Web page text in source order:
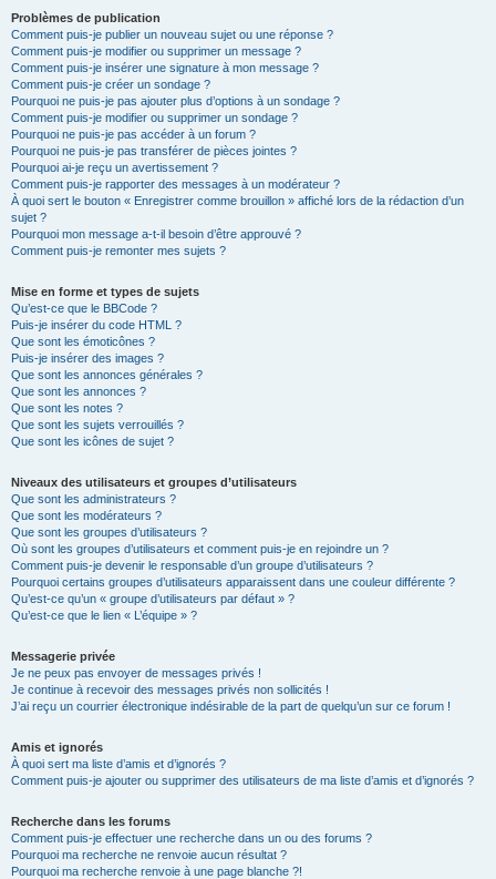
Problèmes de publication
Comment puis-je publier un nouveau sujet ou une réponse ?
Comment puis-je modifier ou supprimer un message ?
Comment puis-je insérer une signature à mon message ?
Comment puis-je créer un sondage ?
Pourquoi ne puis-je pas ajouter plus d’options à un sondage ?
Comment puis-je modifier ou supprimer un sondage ?
Pourquoi ne puis-je pas accéder à un forum ?
Pourquoi ne puis-je pas transférer de pièces jointes ?
Pourquoi ai-je reçu un avertissement ?
Comment puis-je rapporter des messages à un modérateur ?
À quoi sert le bouton « Enregistrer comme brouillon » affiché lors de la rédaction d’un
sujet ?
Pourquoi mon message a-t-il besoin d’être approuvé ?
Comment puis-je remonter mes sujets ?
Mise en forme et types de sujets
Qu’est-ce que le BBCode ?
Puis-je insérer du code HTML ?
Que sont les émoticônes ?
Puis-je insérer des images ?
Que sont les annonces générales ?
Que sont les annonces ?
Que sont les notes ?
Que sont les sujets verrouillés ?
Que sont les icônes de sujet ?
Niveaux des utilisateurs et groupes d’utilisateurs
Que sont les administrateurs ?
Que sont les modérateurs ?
Que sont les groupes d’utilisateurs ?
Où sont les groupes d’utilisateurs et comment puis-je en rejoindre un ?
Comment puis-je devenir le responsable d’un groupe d’utilisateurs ?
Pourquoi certains groupes d’utilisateurs apparaissent dans une couleur différente ?
Qu’est-ce qu’un « groupe d’utilisateurs par défaut » ?
Qu’est-ce que le lien « L’équipe » ?
Messagerie privée
Je ne peux pas envoyer de messages privés !
Je continue à recevoir des messages privés non sollicités !
J’ai reçu un courrier électronique indésirable de la part de quelqu’un sur ce forum !
Amis et ignorés
À quoi sert ma liste d’amis et d’ignorés ?
Comment puis-je ajouter ou supprimer des utilisateurs de ma liste d’amis et d’ignorés ?
Recherche dans les forums
Comment puis-je effectuer une recherche dans un ou des forums ?
Pourquoi ma recherche ne renvoie aucun résultat ?
Pourquoi ma recherche renvoie à une page blanche ?!